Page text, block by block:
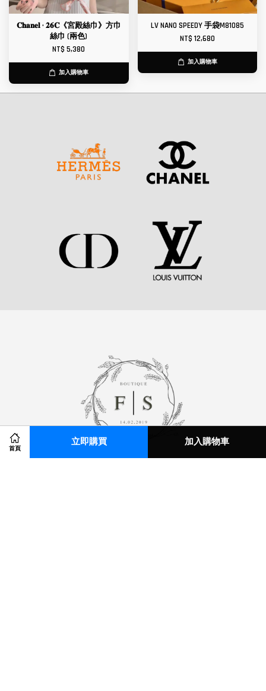
首頁
立即購買 加入購物車
𝐂𝐡𝐚𝐧𝐞𝐥 • 𝟐𝟔𝐂《宮殿絲巾》方巾
絲巾 (兩色)
NT$ 5,380
加入購物車
LV NANO SPEEDY 手袋M81085
NT$ 12,680
加入購物車